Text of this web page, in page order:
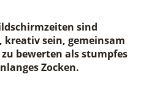
sind
kreativ sein, gemeinsam
bewerten als stumpfes
Zocken.